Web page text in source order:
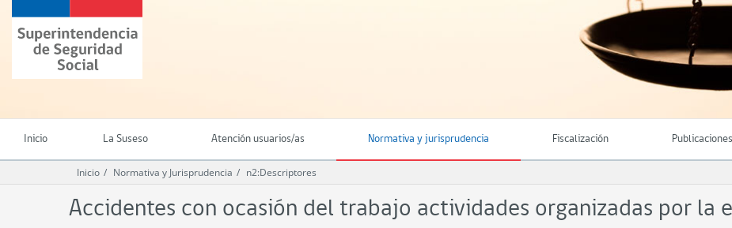
contenido
principal
Superintendencia
de
Seguridad
(SUSESO)
Chile
Inicio La Suseso Atención usuarios/as Normativa y jurisprudencia Fiscalización Publicaciones
Inicio Normativa y Jurisprudencia n2:Descriptores
Accidentes con ocasión del trabajo actividades organizadas por la